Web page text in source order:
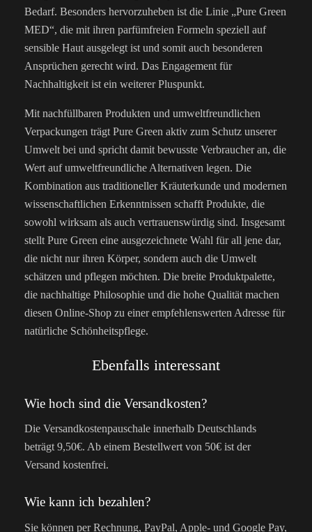
Bedarf. Besonders hervorzuheben ist die Linie „Pure Green
MED“, die mit ihren parfümfreien Formeln speziell auf
sensible Haut ausgelegt ist und somit auch besonderen
Ansprüchen gerecht wird. Das Engagement für
Nachhaltigkeit ist ein weiterer Pluspunkt.
Mit nachfüllbaren Produkten und umweltfreundlichen
Verpackungen trägt Pure Green aktiv zum Schutz unserer
Umwelt bei und spricht damit bewusste Verbraucher an, die
Wert auf umweltfreundliche Alternativen legen. Die
Kombination aus traditioneller Kräuterkunde und modernen
wissenschaftlichen Erkenntnissen schafft Produkte, die
sowohl wirksam als auch vertrauenswürdig sind. Insgesamt
stellt Pure Green eine ausgezeichnete Wahl für all jene dar,
die nicht nur ihren Körper, sondern auch die Umwelt
schätzen und pflegen möchten. Die breite Produktpalette,
die nachhaltige Philosophie und die hohe Qualität machen
diesen Online-Shop zu einer empfehlenswerten Adresse für
natürliche Schönheitspflege.
Ebenfalls interessant
Wie hoch sind die Versandkosten?
Die Versandkostenpauschale innerhalb Deutschlands
beträgt 9,50€. Ab einem Bestellwert von 50€ ist der
Versand kostenfrei.
Wie kann ich bezahlen?
Sie können per Rechnung, PayPal, Apple- und Google Pay,